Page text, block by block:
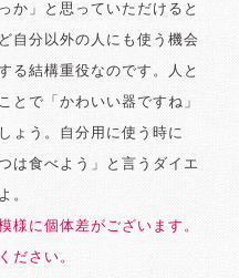
か」と思っていただけると
自分以外の人にも使う機会
る結構重役なのです。人と
とで「かわいい器ですね」
ょう。自分用に使う時に
は食べよう」と言うダイエ
。
様に個体差がございます。
ださい。